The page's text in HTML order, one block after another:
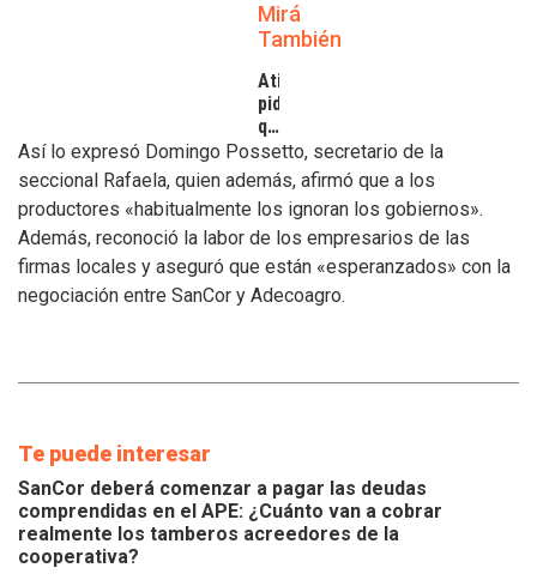
Mirá
También
Atilra
pide
que
se
atiendan
inconvenientes
de
los
tamberos
Así lo expresó Domingo Possetto, secretario de la
seccional Rafaela, quien además, afirmó que a los
productores «habitualmente los ignoran los gobiernos».
Además, reconoció la labor de los empresarios de las
firmas locales y aseguró que están «esperanzados» con la
negociación entre SanCor y Adecoagro.
Te puede interesar
SanCor deberá comenzar a pagar las deudas
comprendidas en el APE: ¿Cuánto van a cobrar
realmente los tamberos acreedores de la
cooperativa?